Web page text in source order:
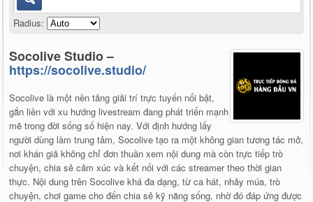
Radius:
Socolive Studio –
https://socolive.studio/
Socolive là một nền tảng giải trí trực tuyến nổi bật,
gắn liền với xu hướng livestream đang phát triển mạnh
mẽ trong đời sống số hiện nay. Với định hướng lấy
người dùng làm trung tâm, Socolive tạo ra một không gian tương tác mở,
nơi khán giả không chỉ đơn thuần xem nội dung mà còn trực tiếp trò
chuyện, chia sẻ cảm xúc và kết nối với các streamer theo thời gian
thực. Nội dung trên Socolive khá đa dạng, từ ca hát, nhảy múa, trò
chuyện, chơi game cho đến chia sẻ kỹ năng sống, nhờ đó đáp ứng được